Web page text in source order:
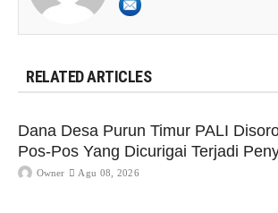
RELATED ARTICLES
Dana Desa Purun Timur PALI
Pos-Pos Yang Dicurigai Terjadi
Owner Agu 08, 2026